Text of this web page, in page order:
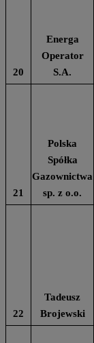
20
Energa
Operator
S.A.
21
Polska
Spółka
Gazownictwa
sp. z o.o.
22
Tadeusz
Brojewski